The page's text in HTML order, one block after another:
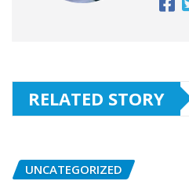
RELATED STORY
UNCATEGORIZED